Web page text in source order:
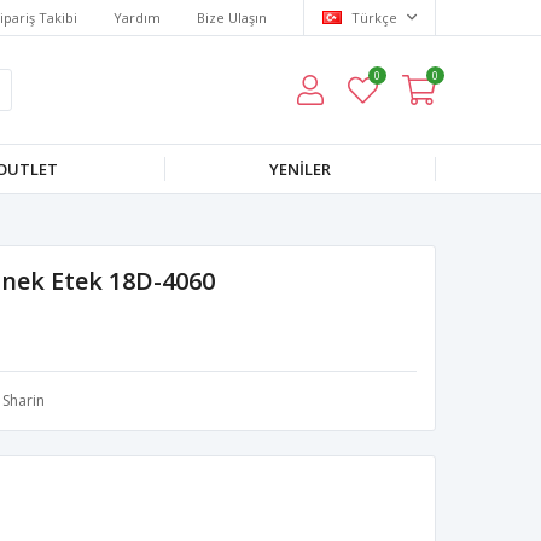
Takibi Yardım Bize Ulaşın Türkçe
0 0
YENILER
Etek 18D-4060
Sharin